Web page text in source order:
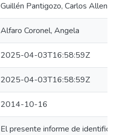
Guillén Pantigozo, Carlos Allen
Alfaro Coronel, Angela
2025-04-03T16:58:59Z
2025-04-03T16:58:59Z
2014-10-16
El presente informe de